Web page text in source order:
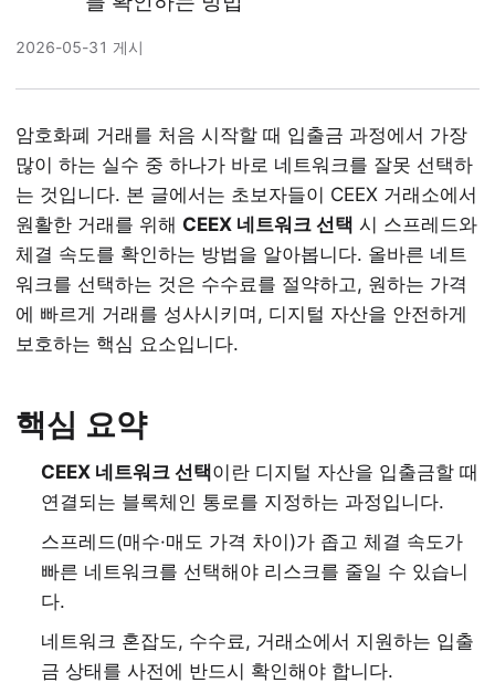
2026-05-31 게시
암호화폐 거래를 처음 시작할 때 입출금 과정에서 가장
많이 하는 실수 중 하나가 바로 네트워크를 잘못 선택하
는 것입니다. 본 글에서는 초보자들이 CEEX 거래소에서
원활한 거래를 위해 CEEX 네트워크 선택 시 스프레드와
체결 속도를 확인하는 방법을 알아봅니다. 올바른 네트
워크를 선택하는 것은 수수료를 절약하고, 원하는 가격
에 빠르게 거래를 성사시키며, 디지털 자산을 안전하게
보호하는 핵심 요소입니다.
핵심 요약
CEEX 네트워크 선택이란 디지털 자산을 입출금할 때
연결되는 블록체인 통로를 지정하는 과정입니다.
스프레드(매수·매도 가격 차이)가 좁고 체결 속도가
빠른 네트워크를 선택해야 리스크를 줄일 수 있습니
다.
네트워크 혼잡도, 수수료, 거래소에서 지원하는 입출
금 상태를 사전에 반드시 확인해야 합니다.